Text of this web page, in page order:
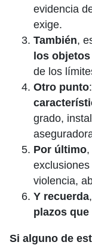
evidencia
exige.
También,
los
de los
Otro punto
grado,
Por último
violencia,
Y recuerda
plazos
Si alguno de